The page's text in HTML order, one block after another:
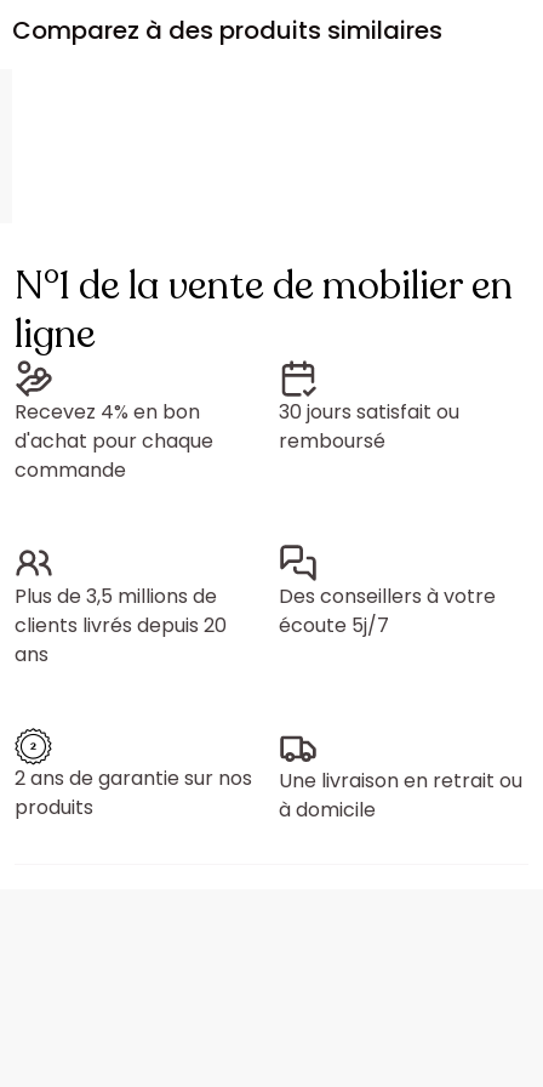
Comparez à des produits similaires
N°1 de la vente de mobilier en
ligne
Recevez 4% en bon
d'achat pour chaque
commande
30 jours satisfait ou
remboursé
Plus de 3,5 millions de
clients livrés depuis 20
ans
Des conseillers à votre
écoute 5j/7
2 ans de garantie sur nos
produits
Une livraison en retrait ou
à domicile